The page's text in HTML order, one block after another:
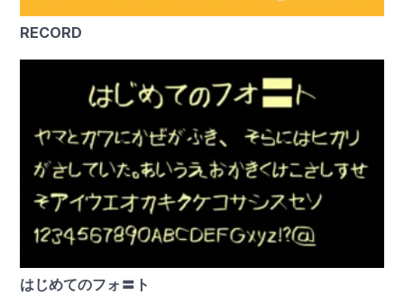
RECORD
はじめてのフォ〓ト